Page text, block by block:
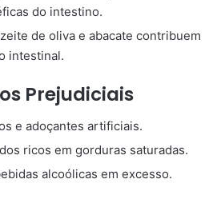
do intestino.
de oliva e abacate contribuem
intestinal.
Prejudiciais
e adoçantes artificiais.
ricos em gorduras saturadas.
alcoólicas em excesso.